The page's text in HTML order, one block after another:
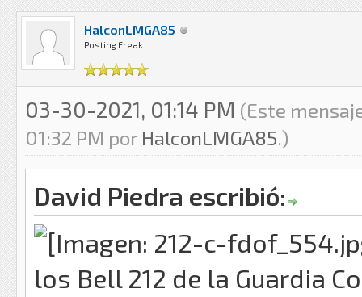
HalconLMGA85
Posting Freak
03-30-2021, 01:14 PM (Este
01:32 PM por HalconLMGA85.)
David Piedra escribió:
los Bell 212 de la Guardia